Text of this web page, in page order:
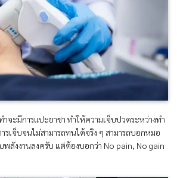
จะมีการแปะยาชา ทำให้ความเจ็บปวดระหว่างทำ
รเจ็บจนไม่สามารถทนได้จริง ๆ สามารถบอกหมอ
ลังงานลงครับ แต่ต้องบอกว่า No pain, No gain